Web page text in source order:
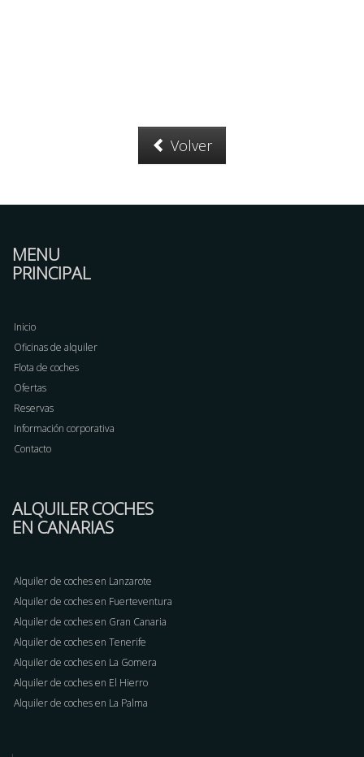
Volver
MENU
PRINCIPAL
Inicio
Oficinas de alquiler
Flota de coches
Ofertas
Reservas
Información corporativa
Contacto
ALQUILER COCHES
EN CANARIAS
Alquiler de coches en Lanzarote
Alquiler de coches en Fuerteventura
Alquiler de coches en Gran Canaria
Alquiler de coches en Tenerife
Alquiler de coches en La Gomera
Alquiler de coches en El Hierro
Alquiler de coches en La Palma